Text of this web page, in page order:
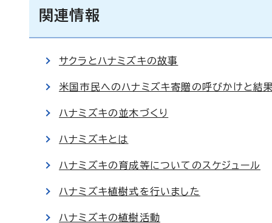
関連情報
サクラとハナミズキの故事
米国市民へのハナミズキ寄贈の呼びかけと結
ハナミズキの並木づくり
ハナミズキとは
ハナミズキの育成等についてのスケジュール
ハナミズキ植樹式を行いました
ハナミズキの植樹活動